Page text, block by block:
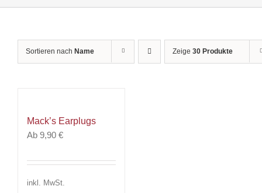
Sortieren nach Name Zeige 30 Produkte
Mack’s Earplugs
Ab 9,90 €
inkl. MwSt.